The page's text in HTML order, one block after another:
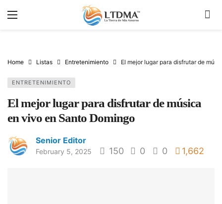
Home Listas Entretenimiento El mejor lugar para disfrutar de
ENTRETENIMIENTO
El mejor lugar para disfrutar de música
en vivo en Santo Domingo
Senior Editor
February 5, 2025 150 0 0 1,662